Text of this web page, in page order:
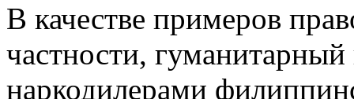
В качестве примеров
частности,
наркодилерами